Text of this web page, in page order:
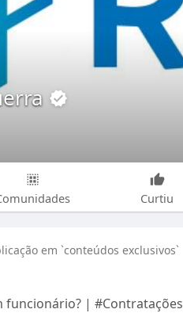
Curtiu
em `conteúdos exclusivos`
funcionário? | #Contratações